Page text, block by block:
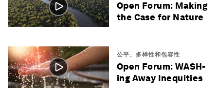
Open Forum: Making
the Case for Nature
公平、多样性和包容性
Open Forum: WASH-
ing Away Inequities